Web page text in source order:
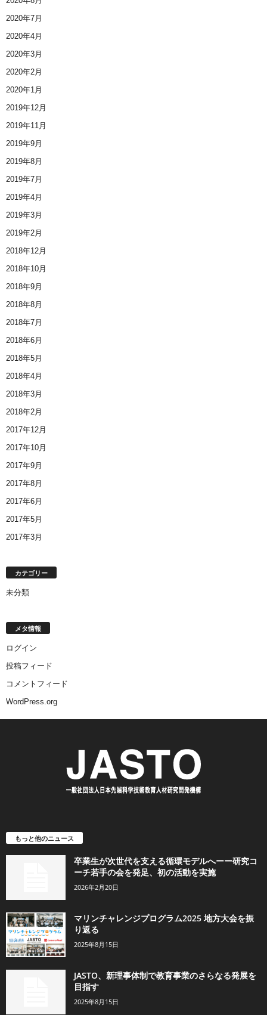
2020年7月
2020年4月
2020年3月
2020年2月
2020年1月
2019年12月
2019年11月
2019年9月
2019年8月
2019年7月
2019年4月
2019年3月
2019年2月
2018年12月
2018年10月
2018年9月
2018年8月
2018年7月
2018年6月
2018年5月
2018年4月
2018年3月
2018年2月
2017年12月
2017年10月
2017年9月
2017年8月
2017年6月
2017年5月
2017年3月
カテゴリー
未分類
メタ情報
ログイン
投稿フィード
コメントフィード
WordPress.org
もっと他のニュース
卒業生が次世代を支える循環モデルへーー研究コ
ーチ若手の会を発足、初の活動を実施
2026年2月20日
マリンチャレンジプログラム2025 地方大会を振
り返る
2025年8月15日
JASTO、新理事体制で教育事業のさらなる発展を
目指す
2025年8月15日